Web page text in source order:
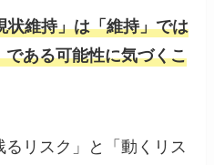
状維持」は「維持」では
ある可能性に気づくこ
リスク」と「動くリス